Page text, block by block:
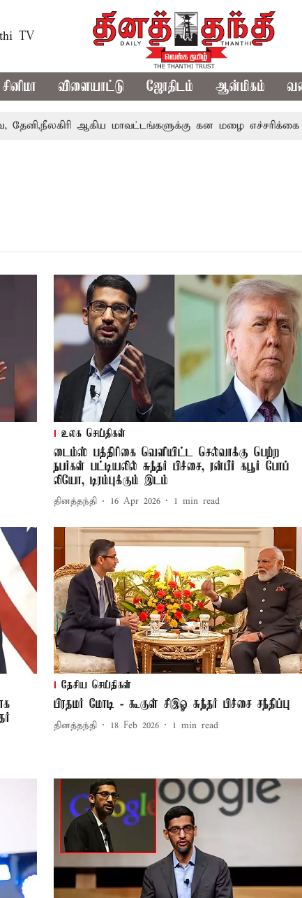
TV
சினிமா விளையாட்டு ஜோதிடம் ஆன்மிகம்
ஆகிய மாவட்டங்களுக்கு கன மழை எச்சரிக்கை
உலக செய்திகள்
டைம்ஸ் பத்திரிகை வெளியிட்ட செல்வாக்கு பெற்ற
நபர்கள் பட்டியலில் சுந்தர் பிச்சை, ரன்பீர் கபூர் போப்
லியோ, டிரம்புக்கும் இடம்
தினத்தந்தி 16 Apr 2026 1 min read
தேசிய செய்திகள்
பிரதமர் மோடி - கூகுள் சிஇஓ சுந்தர் பிச்சை சந்திப்பு
தினத்தந்தி 18 Feb 2026 1 min read